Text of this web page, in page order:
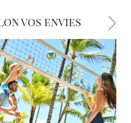
vos envies